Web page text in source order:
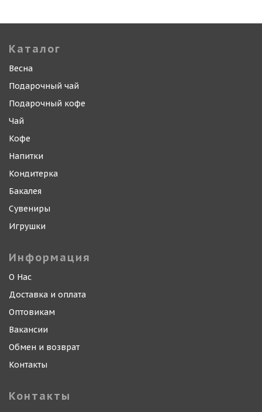
Каталог
Весна
Подарочный чай
Подарочный кофе
Чай
Кофе
Напитки
Кондитерка
Бакалея
Сувениры
Игрушки
Информация
О Нас
Доставка и оплата
Оптовикам
Вакансии
Обмен и возврат
Контакты
Контакты